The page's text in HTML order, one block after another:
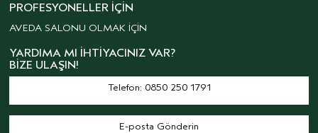
PROFESYONELLER İÇIN
AVEDA SALONU OLMAK İÇİN
YARDIMA MI İHTIYACINIZ VAR?
BIZE ULAŞIN!
Telefon: 0850 250 1791
E-posta Gönderin